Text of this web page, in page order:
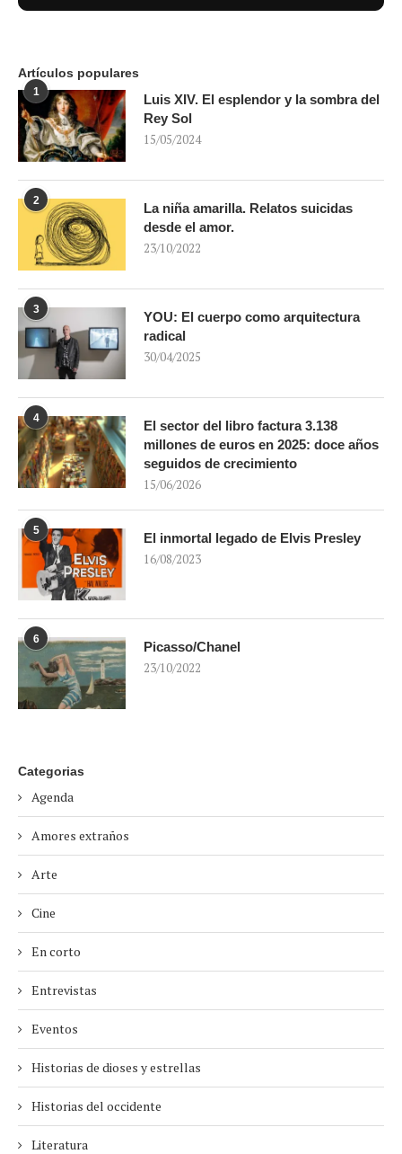
Artículos populares
1
Luis XIV. El esplendor y la sombra del
Rey Sol
15/05/2024
2
La niña amarilla. Relatos suicidas
desde el amor.
23/10/2022
3
YOU: El cuerpo como arquitectura
radical
30/04/2025
4
El sector del libro factura 3.138
millones de euros en 2025: doce años
seguidos de crecimiento
15/06/2026
5
El inmortal legado de Elvis Presley
16/08/2023
6
Picasso/Chanel
23/10/2022
Categorias
Agenda
Amores extraños
Arte
Cine
En corto
Entrevistas
Eventos
Historias de dioses y estrellas
Historias del occidente
Literatura